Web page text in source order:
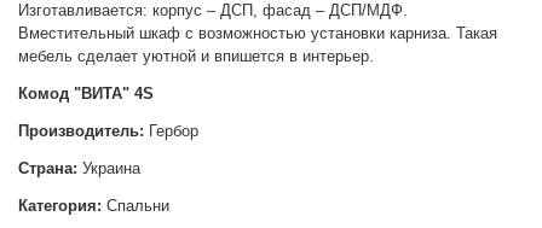
Изготавливается: корпус – ДСП, фасад – ДСП/МДФ.
Вместительный шкаф с возможностью установки карниза. Такая
мебель сделает уютной и впишется в интерьер.
Комод "ВИТА" 4S
Производитель: Гербор
Страна: Украина
Категория: Спальни